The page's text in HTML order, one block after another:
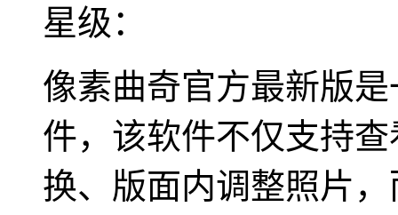
星级：
像素曲奇官方最新版
件，该软件不仅支持
换、版面内调整照片